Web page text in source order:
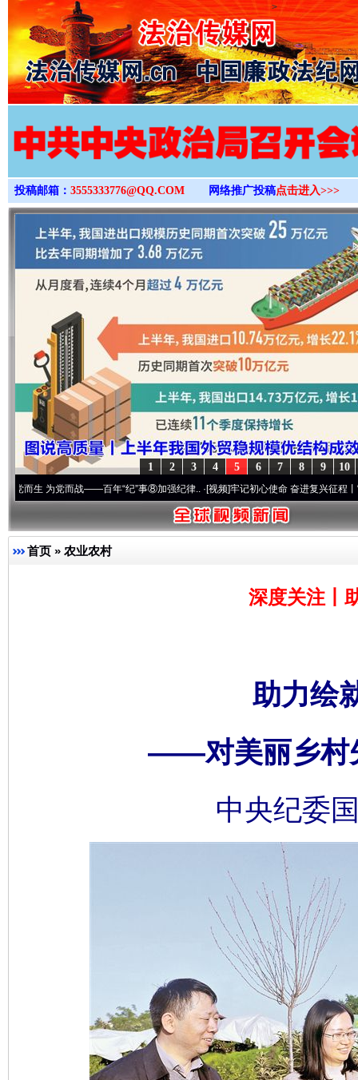
>
投稿邮箱： 3555333776@QQ.COM 网络推广投稿点击进入>>>
10
9
8
7
6
5
4
3
2
1
党而战——百年“纪”事⑧加强纪律..·[视频]牢记初心使命 奋进复兴征程丨“转折之城”
首页 » 农业农村
深度关注丨
助力绘
——对美丽乡村
中央纪委